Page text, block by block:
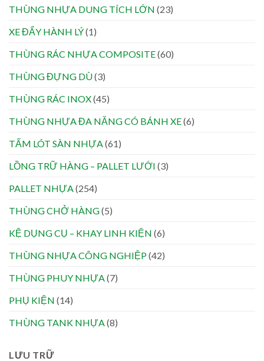
THÙNG NHỰA DUNG TÍCH LỚN (23)
XE ĐẨY HÀNH LÝ(1)
THÙNG RÁC NHỰA COMPOSITE(60)
THÙNG ĐỰNG DÙ(3)
THÙNG RÁC INOX(45)
THÙNG NHỰA ĐA NĂNG CÓ BÁNH XE(6)
TẤM LÓT SÀN NHỰA (61)
LỒNG TRỮ HÀNG – PALLET LƯỚI (3)
PALLET NHỰA (254)
THÙNG CHỞ HÀNG(5)
KỆ DỤNG CỤ – KHAY LINH KIỆN (6)
THÙNG NHỰA CÔNG NGHIỆP(42)
THÙNG PHUY NHỰA (7)
PHỤ KIỆN (14)
THÙNG TANK NHỰA (8)
LƯU TRỮ